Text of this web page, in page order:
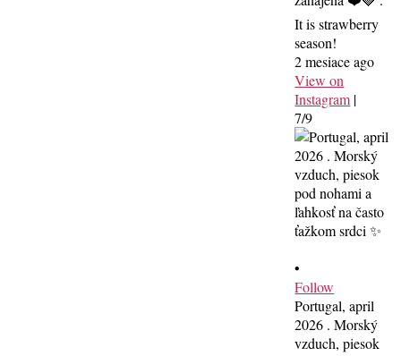
It is strawberry
season!
2 mesiace ago
View on
Instagram |
7/9
•
Follow
Portugal, april
2026 . Morský
vzduch, piesok